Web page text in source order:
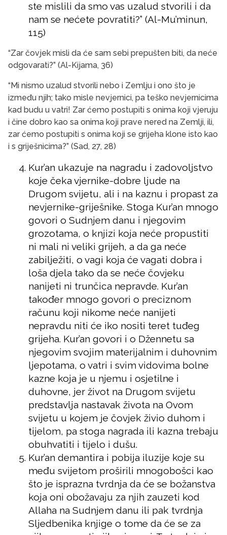
ste mislili da smo vas uzalud stvorili i da
nam se nećete povratiti?” (Al-Mu’minun,
115)
“Zar čovjek misli da će sam sebi prepušten biti, da neće
odgovarati?” (Al-Kijama, 36)
“Mi nismo uzalud stvorili nebo i Zemlju i ono što je
između njih; tako misle nevjernici, pa teško nevjernicima
kad budu u vatri! Zar ćemo postupiti s onima koji vjeruju
i čine dobro kao sa onima koji prave nered na Zemlji, ili,
zar ćemo postupiti s onima koji se grijeha klone isto kao
i s griješnicima?” (Sad, 27, 28)
Kur’an ukazuje na nagradu i zadovoljstvo
koje čeka vjernike-dobre ljude na
Drugom svijetu, ali i na kaznu i propast za
nevjernike-griješnike. Stoga Kur’an mnogo
govori o Sudnjem danu i njegovim
grozotama, o knjizi koja neće propustiti
ni mali ni veliki grijeh, a da ga neće
zabilježiti, o vagi koja će vagati dobra i
loša djela tako da se neće čovjeku
nanijeti ni trunčica nepravde. Kur’an
također mnogo govori o preciznom
računu koji nikome neće nanijeti
nepravdu niti će iko nositi teret tuđeg
grijeha. Kur’an govori i o Džennetu sa
njegovim svojim materijalnim i duhovnim
ljepotama, o vatri i svim vidovima bolne
kazne koja je u njemu i osjetilne i
duhovne, jer život na Drugom svijetu
predstavlja nastavak života na Ovom
svijetu u kojem je čovjek živio duhom i
tijelom, pa stoga nagrada ili kazna trebaju
obuhvatiti i tijelo i dušu.
Kur’an demantira i pobija iluzije koje su
među svijetom proširili mnogobošci kao
što je isprazna tvrdnja da će se božanstva
koja oni obožavaju za njih zauzeti kod
Allaha na Sudnjem danu ili pak tvrdnja
Sljedbenika knjige o tome da će se za